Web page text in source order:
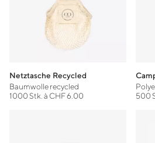
Netztasche Recycled
Baumwolle recycled
1000 Stk. à CHF 6.00
500